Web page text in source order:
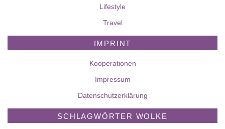
Lifestyle
Travel
IMPRINT
Kooperationen
Impressum
Datenschutzerklärung
SCHLAGWÖRTER WOLKE